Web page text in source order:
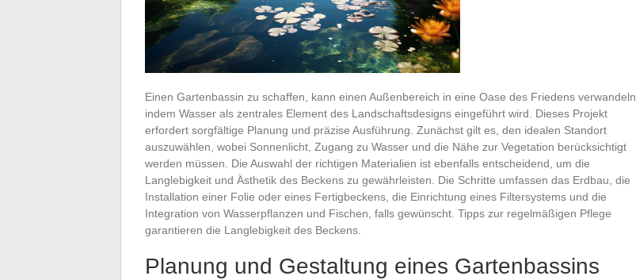
Einen Gartenbassin zu schaffen, kann einen Außenbereich in eine Oase des Friedens verwandeln,
indem Wasser als zentrales Element des Landschaftsdesigns eingeführt wird. Dieses Projekt
erfordert sorgfältige Planung und präzise Ausführung. Zunächst gilt es, den idealen Standort
auszuwählen, wobei Sonnenlicht, Zugang zu Wasser und die Nähe zur Vegetation berücksichtigt
werden müssen. Die Auswahl der richtigen Materialien ist ebenfalls entscheidend, um die
Langlebigkeit und Ästhetik des Beckens zu gewährleisten. Die Schritte umfassen das Erdbau, die
Installation einer Folie oder eines Fertigbeckens, die Einrichtung eines Filtersystems und die
Integration von Wasserpflanzen und Fischen, falls gewünscht. Tipps zur regelmäßigen Pflege
garantieren die Langlebigkeit des Beckens.
Planung und Gestaltung eines Gartenbassins